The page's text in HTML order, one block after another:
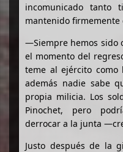
incomunicado tanto
mantenido firmemente
—Siempre hemos sido
el momento del
teme al ejército
además nadie sabe
propia milicia. Los
Pinochet, pero
derrocar a la junta
Justo después de la